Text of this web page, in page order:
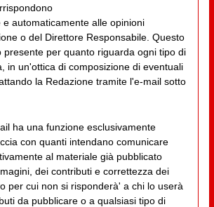
e automaticamente alle opinioni
o del Direttore Responsabile. Questo
presente per quanto riguarda ogni tipo di
in un'ottica di composizione di eventuali
la Redazione tramite l'e-mail sotto
ha una funzione esclusivamente
con quanti intendano comunicare
al materiale già pubblicato
dei contributi e correttezza dei
per cui non si risponderà' a chi lo userà
da pubblicare o a qualsiasi tipo di